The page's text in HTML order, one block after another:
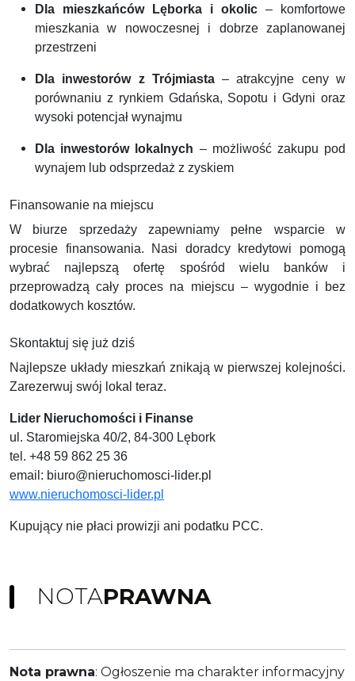
Dla mieszkańców Lęborka i okolic – komfortowe
mieszkania w nowoczesnej i dobrze zaplanowanej
przestrzeni
Dla inwestorów z Trójmiasta– atrakcyjne ceny w
porównaniu z rynkiem Gdańska, Sopotu i Gdyni oraz
wysoki potencjał wynajmu
Dla inwestorów lokalnych – możliwość zakupu pod
wynajem lub odsprzedaż z zyskiem
Finansowanie na miejscu
W biurze sprzedaży zapewniamy pełne wsparcie w
procesie finansowania. Nasi doradcy kredytowi pomogą
wybrać najlepszą ofertę spośród wielu banków i
przeprowadzą cały proces na miejscu – wygodnie i bez
dodatkowych kosztów.
Skontaktuj się już dziś
Najlepsze układy mieszkań znikają w pierwszej kolejności.
Zarezerwuj swój lokal teraz.
Lider Nieruchomości i Finanse
ul. Staromiejska 40/2, 84-300 Lębork
tel. +48 59 862 25 36
email: biuro@nieruchomosci-lider.pl
www.nieruchomosci-lider.pl
Kupujący nie płaci prowizji ani podatku PCC.
NOTAPRAWNA
Nota prawna: Ogłoszenie ma charakter informacyjny